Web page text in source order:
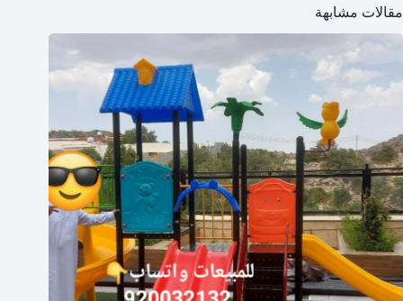
مقالات مشابهة